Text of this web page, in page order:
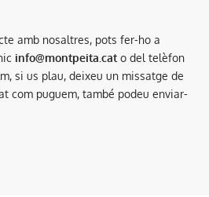
amb nosaltres, pots fer-ho a
info@montpeita.cat o del telèfon
si us plau, deixeu un missatge de
com puguem, també podeu enviar-